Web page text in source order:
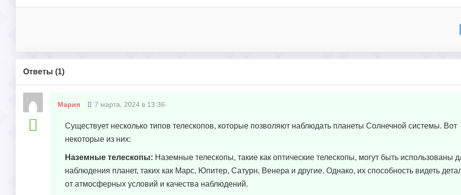
Ответы (1)
Мария 7 марта, 2024 в 13:36
Существует несколько типов телескопов, которые позволяют наблюдать планеты Солнечной системы. Вот
некоторые из них:
Наземные телескопы: Наземные телескопы, такие как оптические телескопы, могут быть использованы
наблюдения планет, таких как Марс, Юпитер, Сатурн, Венера и другие. Однако, их способность видеть
от атмосферных условий и качества наблюдений.